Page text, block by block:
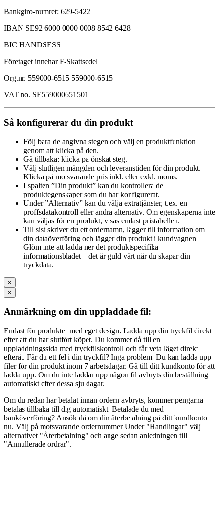
Bankgiro-numret: 629-5422
IBAN SE92 6000 0000 0008 8542 6428
BIC HANDSESS
Företaget innehar F-Skattsedel
Org.nr. 559000-6515 559000-6515
VAT no. SE559000651501
Så konfigurerar du din produkt
Följ bara de angivna stegen och välj en produktfunktion
genom att klicka på den.
Gå tillbaka: klicka på önskat steg.
Välj slutligen mängden och leveranstiden för din produkt.
Klicka på motsvarande pris inkl. eller exkl. moms.
I spalten ”Din produkt” kan du kontrollera de
produktegenskaper som du har konfigurerat.
Under ”Alternativ” kan du välja extratjänster, t.ex. en
proffsdatakontroll eller andra alternativ. Om egenskaperna inte
kan väljas för en produkt, visas endast pristabellen.
Till sist skriver du ett ordernamn, lägger till information om
din dataöverföring och lägger din produkt i kundvagnen.
Glöm inte att ladda ner det produktspecifika
informationsbladet – det är guld värt när du skapar din
tryckdata.
×
×
Anmärkning om din uppladdade fil:
Endast för produkter med eget design: Ladda upp din tryckfil direkt
efter att du har slutfört köpet. Du kommer då till en
uppladdningssida med tryckfilskontroll och får veta läget direkt
efteråt. Får du ett fel i din tryckfil? Inga problem. Du kan ladda upp
filer för din produkt inom 7 arbetsdagar. Gå till ditt kundkonto för att
ladda upp. Om du inte laddar upp någon fil avbryts din beställning
automatiskt efter dessa sju dagar.
Om du redan har betalat innan ordern avbryts, kommer pengarna
betalas tillbaka till dig automatiskt. Betalade du med
banköverföring? Ansök då om din återbetalning på ditt kundkonto
nu. Välj på motsvarande ordernummer Under "Handlingar" välj
alternativet "Återbetalning" och ange sedan anledningen till
"Annullerade ordrar".